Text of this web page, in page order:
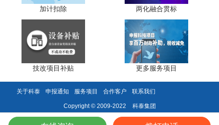
中心认定、省市企业技术中心认定、省市工业设计中心认
巨人”、专利软著申请、
加计扣除 、 两化融合贯标
证、科技型中小企业评价入库、创新创业大赛、专利奖、科
学技术奖、
科技成果评价 科技成果转化等服务。关注【科
小泰】公众号，及时获取最新科技项目资讯!
加计扣除 两化融合贯标
技改项目补贴 更多服务项目
关于科泰 申报通知 服务项目 合作客户 联系我们
Copyright © 2009-2022 科泰集团